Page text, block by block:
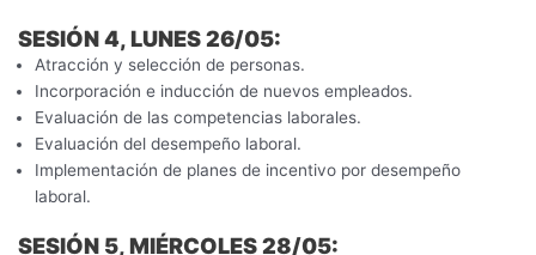
SESIÓN 4, LUNES 26/05:
Atracción y selección de personas.
Incorporación e inducción de nuevos empleados.
Evaluación de las competencias laborales.
Evaluación del desempeño laboral.
Implementación de planes de incentivo por desempeño
laboral.
SESIÓN 5, MIÉRCOLES 28/05: